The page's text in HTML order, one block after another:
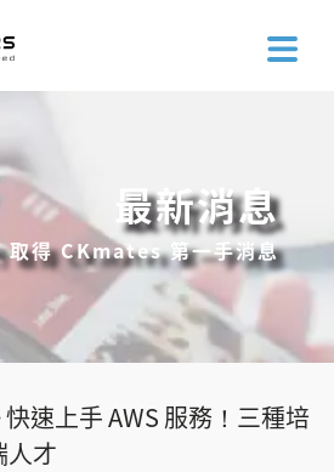
最新消息
取得 CKmates 第一手消息
快速上手 AWS 服務！三種培
人才